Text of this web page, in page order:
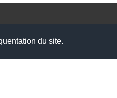
du site.